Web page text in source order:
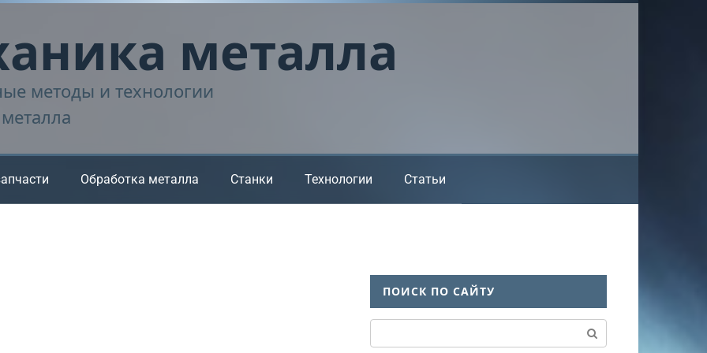
металла
методы и технологии
Обработка металла Станки Технологии Статьи
ПОИСК ПО САЙТУ